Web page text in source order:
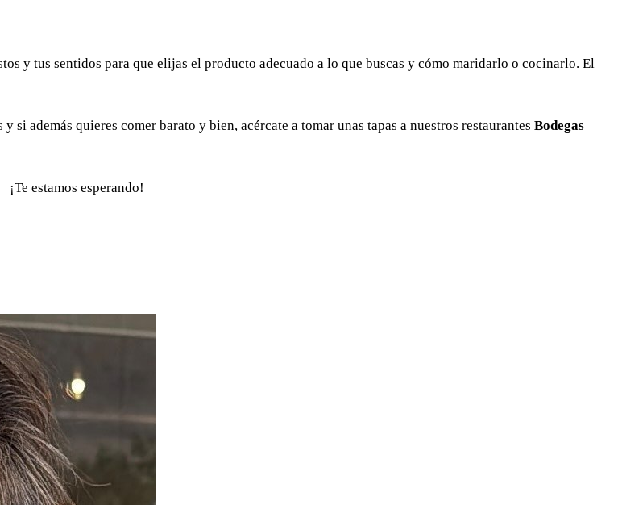
y tus sentidos para que elijas el producto adecuado a lo que buscas y cómo maridarlo o cocinarlo. El
además quieres comer barato y bien, acércate a tomar unas tapas a nuestros restaurantes Bodegas
¡Te estamos esperando!